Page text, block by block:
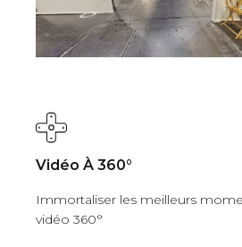
Vidéo À 360°
Immortaliser les meilleurs
vidéo 360°